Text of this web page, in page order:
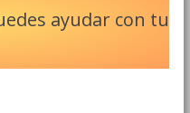
ayudar con tu